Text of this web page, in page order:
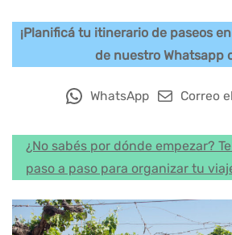
¡Planificá tu itinerario de paseos
de nuestro Whatsapp
WhatsApp Correo
¿No sabés por dónde empezar?
paso a paso para organizar tu